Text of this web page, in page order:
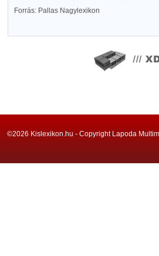
Forrás: Pallas Nagylexikon
©2026 Kislexikon.hu - Copyright Lapoda